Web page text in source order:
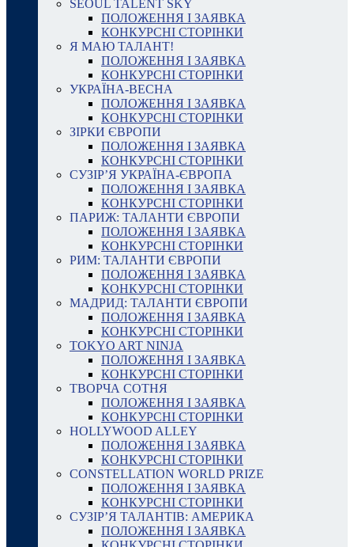
SEOUL TALENT SKY
ПОЛОЖЕННЯ І ЗАЯВКА
КОНКУРСНІ СТОРІНКИ
Я МАЮ ТАЛАНТ!
ПОЛОЖЕННЯ І ЗАЯВКА
КОНКУРСНІ СТОРІНКИ
УКРАЇНА-ВЕСНА
ПОЛОЖЕННЯ І ЗАЯВКА
КОНКУРСНІ СТОРІНКИ
ЗІРКИ ЄВРОПИ
ПОЛОЖЕННЯ І ЗАЯВКА
КОНКУРСНІ СТОРІНКИ
СУЗІР’Я УКРАЇНА-ЄВРОПА
ПОЛОЖЕННЯ І ЗАЯВКА
КОНКУРСНІ СТОРІНКИ
ПАРИЖ: ТАЛАНТИ ЄВРОПИ
ПОЛОЖЕННЯ І ЗАЯВКА
КОНКУРСНІ СТОРІНКИ
РИМ: ТАЛАНТИ ЄВРОПИ
ПОЛОЖЕННЯ І ЗАЯВКА
КОНКУРСНІ СТОРІНКИ
МАДРИД: ТАЛАНТИ ЄВРОПИ
ПОЛОЖЕННЯ І ЗАЯВКА
КОНКУРСНІ СТОРІНКИ
TOKYO ART NINJA
ПОЛОЖЕННЯ І ЗАЯВКА
КОНКУРСНІ СТОРІНКИ
ТВОРЧА СОТНЯ
ПОЛОЖЕННЯ І ЗАЯВКА
КОНКУРСНІ СТОРІНКИ
HOLLYWOOD ALLEY
ПОЛОЖЕННЯ І ЗАЯВКА
КОНКУРСНІ СТОРІНКИ
CONSTELLATION WORLD PRIZE
ПОЛОЖЕННЯ І ЗАЯВКА
КОНКУРСНІ СТОРІНКИ
СУЗІР’Я ТАЛАНТІВ: АМЕРИКА
ПОЛОЖЕННЯ І ЗАЯВКА